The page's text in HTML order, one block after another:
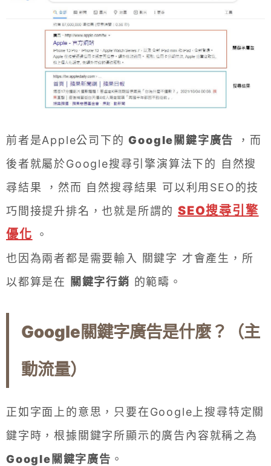
前者是Apple公司下的Google關鍵字廣告
，而
後者就屬於Google搜尋引擎演算法下的 自然搜
尋結果 ，然而 自然搜尋結果 可以利用SEO的技
巧間接提升排名，也就是所謂的 SEO搜尋引擎
優化 。
也因為兩者都是需要輸入 關鍵字 才會產生，所
以都算是在
關鍵字行銷 的範疇。
Google關鍵字廣告是什麼？（主
動流量）
正如字面上的意思，只要在Google上搜尋特定關
鍵字時，根據關鍵字所顯示的廣告內容就稱之為
Google關鍵字廣告 。